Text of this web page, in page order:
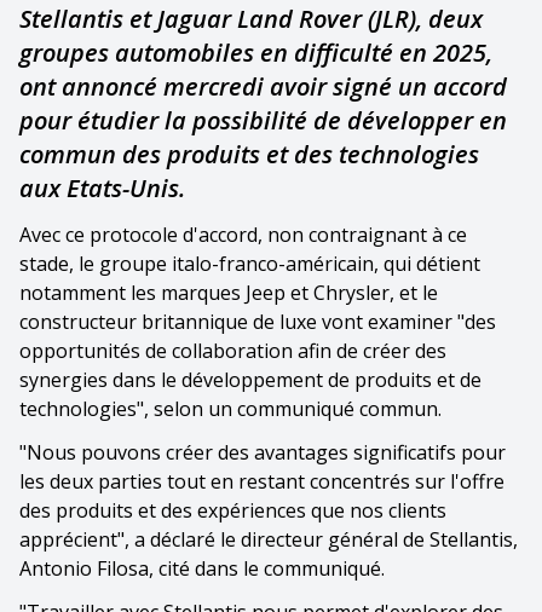
Stellantis et Jaguar Land Rover (JLR), deux
groupes automobiles en difficulté en 2025,
ont annoncé mercredi avoir signé un accord
pour étudier la possibilité de développer en
commun des produits et des technologies
aux Etats-Unis.
Avec ce protocole d'accord, non contraignant à ce
stade, le groupe italo-franco-américain, qui détient
notamment les marques Jeep et Chrysler, et le
constructeur britannique de luxe vont examiner "des
opportunités de collaboration afin de créer des
synergies dans le développement de produits et de
technologies", selon un communiqué commun.
"Nous pouvons créer des avantages significatifs pour
les deux parties tout en restant concentrés sur l'offre
des produits et des expériences que nos clients
apprécient", a déclaré le directeur général de Stellantis,
Antonio Filosa, cité dans le communiqué.